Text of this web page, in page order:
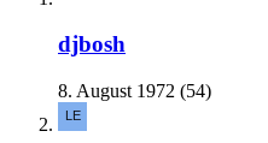
djbosh
8. August 1972 (54)